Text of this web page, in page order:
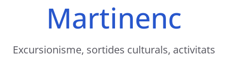
Martinenc
Excursionisme, sortides culturals, activitats